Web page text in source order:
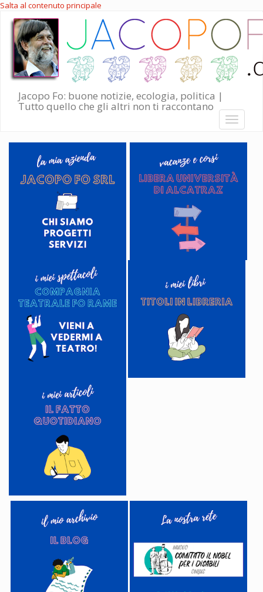
Salta al contenuto principale
Jacopo Fo: buone notizie, ecologia, politica |
Tutto quello che gli altri non ti raccontano
Toggle